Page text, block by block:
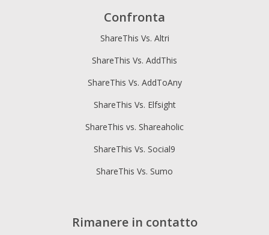
Confronta
ShareThis Vs. Altri
ShareThis Vs. AddThis
ShareThis Vs. AddToAny
ShareThis Vs. Elfsight
ShareThis vs. Shareaholic
ShareThis Vs. Social9
ShareThis Vs. Sumo
Rimanere in contatto